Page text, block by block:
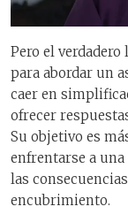
Pero el verdadero
para abordar un
caer en
ofrecer
Su objetivo es
enfrentarse a
las
encubrimiento.